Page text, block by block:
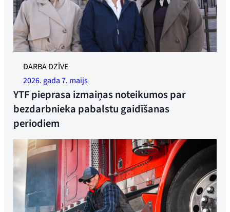
YTF ir gatavi uzņemties cīņu pret 18 nedēļu karantīnas
laiku. Bijusī ģenerālsekretāre Linda Džegere, federācijas
vadītāja Trūda Sande un padomniece Ramēna Šeiha-
Saastada. Foto: Synne Pernille Jakobsen
DARBA DZĪVE
2026. gada 7. maijs
YTF pieprasa izmaiņas noteikumos par
bezdarbnieka pabalstu gaidīšanas
periodiem